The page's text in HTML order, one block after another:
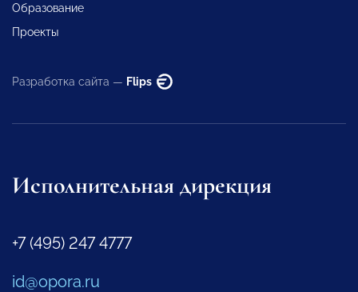
Образование
Проекты
Разработка сайта — Flips
Исполнительная дирекция
+7 (495) 247 4777
id@opora.ru